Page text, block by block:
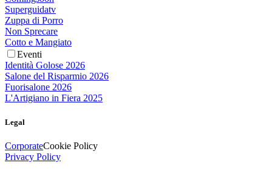
Superguidatv
Zuppa di Porro
Non Sprecare
Cotto e Mangiato
Eventi
Identità Golose 2026
Salone del Risparmio 2026
Fuorisalone 2026
L'Artigiano in Fiera 2025
Legal
CorporateCookie Policy
Privacy Policy